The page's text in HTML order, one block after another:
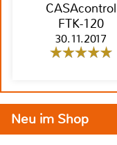
CASAcontrol
FTK-120
30.11.2017
Neu im Shop